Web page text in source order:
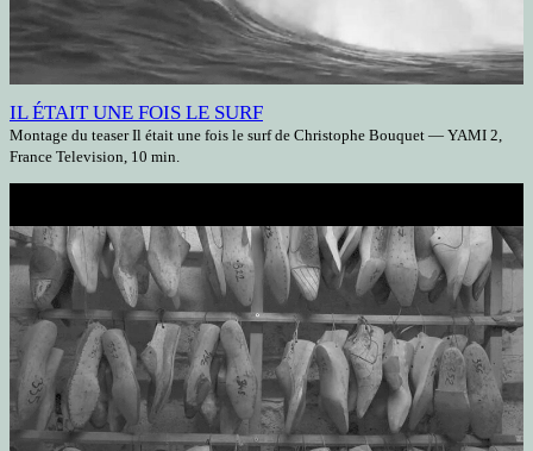
IL ÉTAIT UNE FOIS LE SURF
Montage du teaser Il était une fois le surf de Christophe Bouquet — YAMI 2,
France Television, 10 min.